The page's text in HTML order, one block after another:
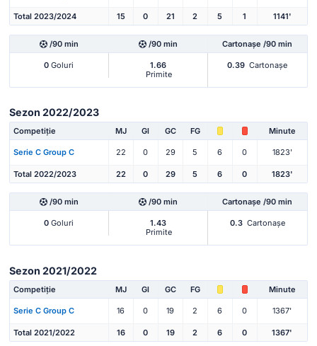
Total 2023/2024 15 0 21 2 5 1 1141'
/90 min /90 min Cartonașe /90 min
0 Goluri
1.66
Primite
0.39 Cartonașe
Sezon 2022/2023
Competiție MJ Gl GC FG Minute
Serie C Group C 22 0 29 5 6 0 1823'
Total 2022/2023 22 0 29 5 6 0 1823'
/90 min /90 min Cartonașe /90 min
0 Goluri
1.43
Primite
0.3 Cartonașe
Sezon 2021/2022
Competiție MJ Gl GC FG Minute
Serie C Group C 16 0 19 2 6 0 1367'
Total 2021/2022 16 0 19 2 6 0 1367'